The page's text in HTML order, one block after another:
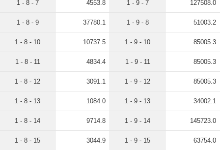
1 - 8 - 7 4553.8
1 - 8 - 9 37780.1
1 - 8 - 10 10737.5
1 - 8 - 11 4834.4
1 - 8 - 12 3091.1
1 - 8 - 13 1084.0
1 - 8 - 14 9714.8
1 - 8 - 15 3044.9
1 - 9 - 7 127508.0
1 - 9 - 8 51003.2
1 - 9 - 10 85005.3
1 - 9 - 11 85005.3
1 - 9 - 12 85005.3
1 - 9 - 13 34002.1
1 - 9 - 14 145723.0
1 - 9 - 15 63754.0